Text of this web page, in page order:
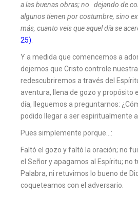
a las buenas obras; no dejando de
algunos tienen por costumbre, sino
más, cuanto veis que aquel día se
25).
Y a medida que comencemos a
dejemos que Cristo controle
redescubriremos a través del
aventura, llena de gozo y propósito
día, lleguemos a preguntarnos:
podido llegar a ser espiritualmente
Pues simplemente porque…:
Faltó el gozo y faltó la oración; no
el Señor y apagamos al Espíritu; no
Palabra, ni retuvimos lo bueno de
coqueteamos con el adversario.